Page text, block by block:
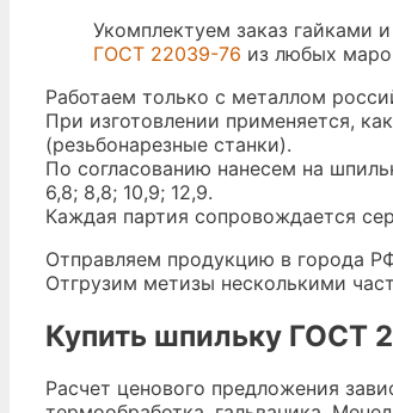
Укомплектуем заказ
ГОСТ 22039-76 из любых
Работаем только с металлом
При изготовлении применяется,
(резьбонарезные станки).
По согласованию нанесем на
6,8; 8,8; 10,9; 12,9.
Каждая партия сопровождается
Отправляем продукцию в города
Отгрузим метизы несколькими
Купить шпильку
Расчет ценового предложения